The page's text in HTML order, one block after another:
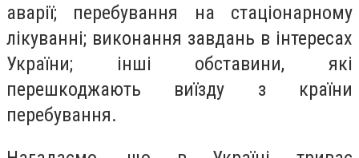
аварії; перебування на стаціонарному
лікуванні; виконання завдань в інтересах
України; інші обставини, які
перешкоджають виїзду з країни
перебування.